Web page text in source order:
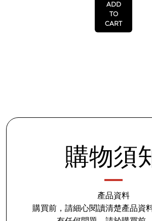
ADD
TO
CART
購物須
產品資料
購買前，請細心閱讀清楚產品資